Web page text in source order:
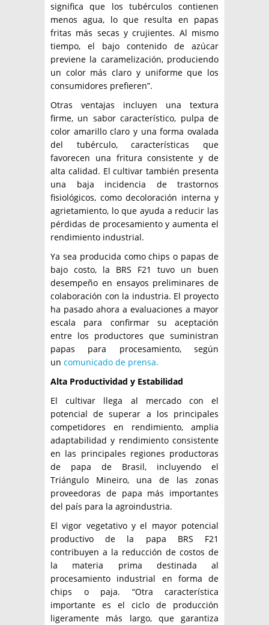
significa que los tubérculos contienen
menos agua, lo que resulta en papas
fritas más secas y crujientes. Al mismo
tiempo, el bajo contenido de azúcar
previene la caramelización, produciendo
un color más claro y uniforme que los
consumidores prefieren”.
Otras ventajas incluyen una textura
firme, un sabor característico, pulpa de
color amarillo claro y una forma ovalada
del tubérculo, características que
favorecen una fritura consistente y de
alta calidad. El cultivar también presenta
una baja incidencia de trastornos
fisiológicos, como decoloración interna y
agrietamiento, lo que ayuda a reducir las
pérdidas de procesamiento y aumenta el
rendimiento industrial.
Ya sea producida como chips o papas de
bajo costo, la BRS F21 tuvo un buen
desempeño en ensayos preliminares de
colaboración con la industria. El proyecto
ha pasado ahora a evaluaciones a mayor
escala para confirmar su aceptación
entre los productores que suministran
papas para procesamiento, según
un comunicado de prensa.
Alta Productividad y Estabilidad
El cultivar llega al mercado con el
potencial de superar a los principales
competidores en rendimiento, amplia
adaptabilidad y rendimiento consistente
en las principales regiones productoras
de papa de Brasil, incluyendo el
Triángulo Mineiro, una de las zonas
proveedoras de papa más importantes
del país para la agroindustria.
El vigor vegetativo y el mayor potencial
productivo de la papa BRS F21
contribuyen a la reducción de costos de
la materia prima destinada al
procesamiento industrial en forma de
chips o paja. “Otra característica
importante es el ciclo de producción
ligeramente más largo, que garantiza